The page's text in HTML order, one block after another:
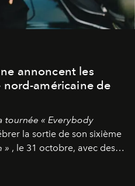
annoncent les
américaine de
tournée « Everybody
la sortie de son sixième
» , le 31 octobre, avec des
en avril prochain.